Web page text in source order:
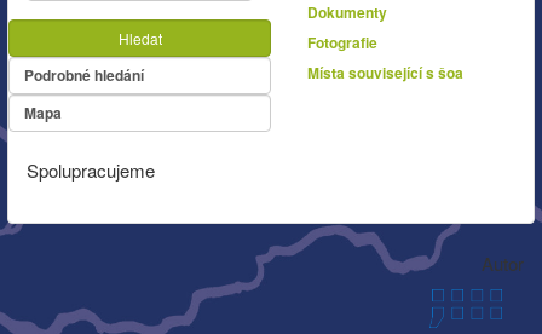
Hledat
Podrobné hledání
Mapa
Dokumenty
Fotografie
Místa související s šoa
Spolupracujeme
Autor